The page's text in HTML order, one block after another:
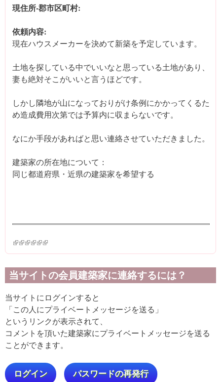
現住所‐郡市区町村:
依頼内容:
現在ハウスメーカーを決めて新築を予定しています。
土地を探している中でいいなと思っている土地があり、
妻も絶対そこがいいと言うほどです。
しかし隣地が山になっておりがけ条例にかかってくるた
め造成費用次第では予算内に収まらないです。
なにか手段があればと思い連絡させていただきました。
建築家の所在地について：
同じ都道府県・近県の建築家を希望する
(link is external)
(link is external)
(link is external)
(link is external)
(link is external)
(link is external)
当サイトの会員建築家に連絡するには？
当サイトにログインすると
「この人にプライベートメッセージを送る」
というリンクが表示されて、
コメントを頂いた建築家にプライベートメッセージを送る
ことができます。
ログイン パスワードの再発行